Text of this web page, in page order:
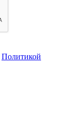
Политикой